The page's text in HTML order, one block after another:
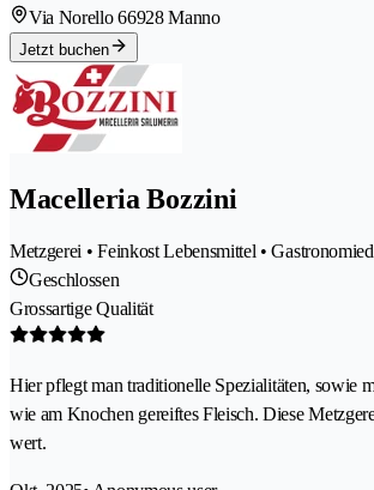
Via Norello 66928 Manno
Jetzt buchen
Macelleria Bozzini
Metzgerei • Feinkost Lebensmittel •
Geschlossen
Grossartige Qualität
Hier pflegt man traditionelle Spezialitäten, sowie
wie am Knochen gereiftes Fleisch. Diese
wert.